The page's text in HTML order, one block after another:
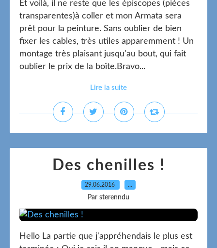
Et voilà, il ne reste que les épiscopes (pièces
transparentes)à coller et mon Armata sera
prêt pour la peinture. Sans oublier de bien
fixer les cables, très utiles apparemment ! Un
montage très plaisant jusqu'au bout, qui fait
oublier le prix de la boîte.Bravo...
Lire la suite
Des chenilles !
29.06.2016 …
Par sterenndu
Hello La partie que j'appréhendais le plus est